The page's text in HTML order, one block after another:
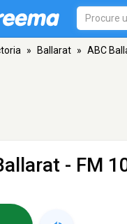
» Ballarat » ABC
- FM